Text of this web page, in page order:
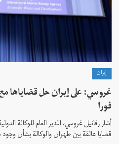
إيران
غروسي: على إيران حل قضاياها مع
فورا
أشار رفائيل غروسي، المدير العام للوكالة
قضايا عالقة بين طهران والوكالة بشأن